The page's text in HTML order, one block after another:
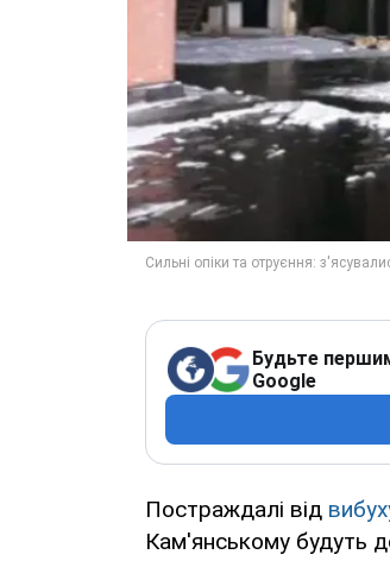
Будьте
Google
Постраждалі від
Кам'янському будуть